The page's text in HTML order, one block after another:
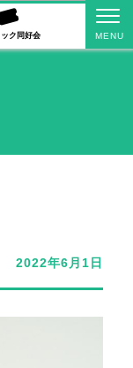
ク同好会
2022年6月1日